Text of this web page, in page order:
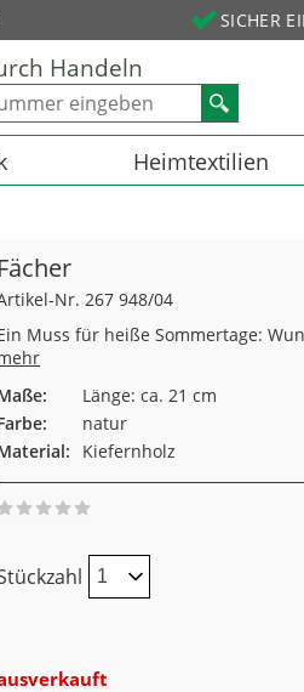
SICHER
Handeln
Heimtextilien
Fächer
Nr. 267 948/04
Muss für heiße Sommertage:
Länge: ca. 21 cm
natur
Kiefernholz